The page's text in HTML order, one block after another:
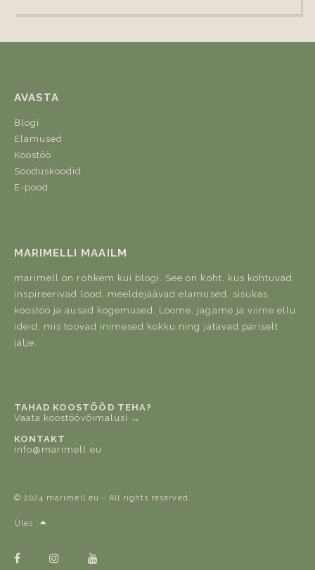
AVASTA
Blogi
Elamused
Koostöö
Sooduskoodid
E-pood
MARIMELLI MAAILM
marimell on rohkem kui blogi. See on koht, kus kohtuvad
inspireerivad lood, meeldejäävad elamused, sisukas
koostöö ja ausad kogemused. Loome, jagame ja viime ellu
ideid, mis toovad inimesed kokku ning jätavad päriselt
jälje.
TAHAD KOOSTÖÖD TEHA?
Vaata koostöövõimalusi →
KONTAKT
info@marimell.eu
© 2024 marimell.eu - All rights reserved.
Üles